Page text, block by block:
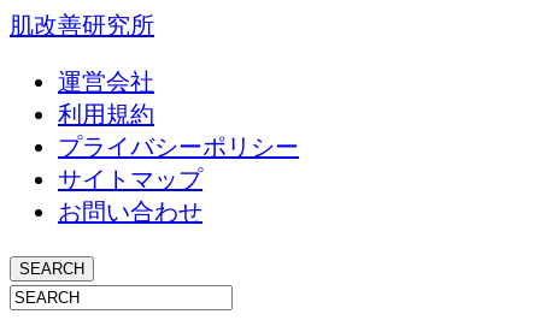
肌改善研究所
運営会社
利用規約
プライバシーポリシー
サイトマップ
お問い合わせ